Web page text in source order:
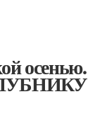
осенью.